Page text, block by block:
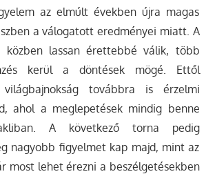
az elmúlt években újra magas
a válogatott eredményei miatt. A
közben lassan érettebbé válik, több
kerül a döntések mögé. Ettől
továbbra is érzelmi
ahol a meglepetések mindig benne
A következő torna pedig
nagyobb figyelmet kap majd, mint az
most lehet érezni a beszélgetésekben